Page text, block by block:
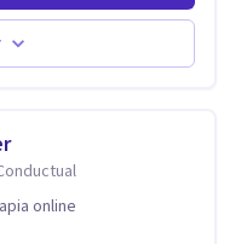
en brindar
que permitan
basadas en la
online